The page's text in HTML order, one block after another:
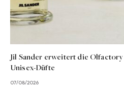
Jil Sander erweitert die Olfactory
Unisex-Düfte
07/08/2026